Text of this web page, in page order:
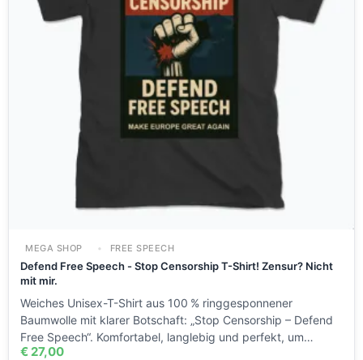
MEGA SHOP FREE SPEECH
Defend Free Speech - Stop Censorship T-Shirt! Zensur? Nicht
mit mir.
Weiches Unisex-T-Shirt aus 100 % ringgesponnener
Baumwolle mit klarer Botschaft: „Stop Censorship – Defend
Free Speech“. Komfortabel, langlebig und perfekt, um…
€ 27,00